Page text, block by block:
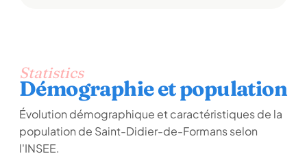
Statistics
Démographie et population
Évolution démographique et caractéristiques de la
population de Saint-Didier-de-Formans selon
l'INSEE.